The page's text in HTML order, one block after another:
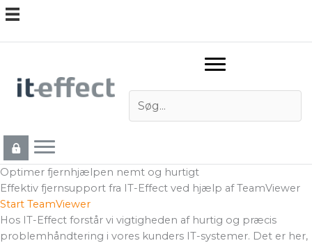
Gå
til
indholdet
Optimer fjernhjælpen nemt og hurtigt
Effektiv fjernsupport fra IT-Effect ved hjælp af TeamViewer
Start TeamViewer
Hos IT-Effect forstår vi vigtigheden af hurtig og præcis
problemhåndtering i vores kunders IT-systemer. Det er her,